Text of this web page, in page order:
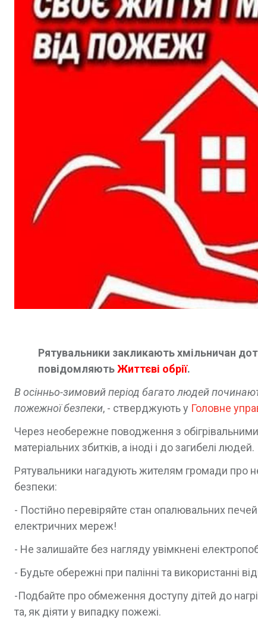
Рятувальники закликають хмільничан
повідомляютьЖиттєві обрії.
В осінньо-зимовий період багато людей
пожежної безпеки, - стверджують у Головне
Через необережне поводження з
матеріальних збитків, а іноді і до загибелі людей.
Рятувальники нагадують жителям громади про
безпеки:
- Постійно перевіряйте стан опалювальних
електричних мереж!
- Не залишайте без нагляду увімкнені
- Будьте обережні при палінні та використанні
-Подбайте про обмеження доступу дітей до
та, як діяти у випадку пожежі.